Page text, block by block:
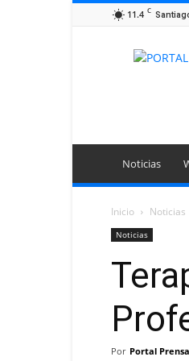
11.4 C
Portal
Noticias
Inicio Noticias
Noticias
Por Portal